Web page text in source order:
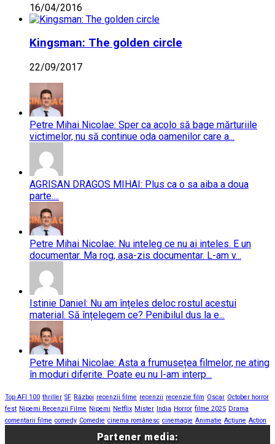
16/04/2016
Kingsman: The golden circle
22/09/2017
Petre Mihai Nicolae: Sper ca acolo să bage mărturiile
victimelor, nu să continue oda oamenilor care a...
AGRISAN DRAGOS MIHAI: Plus ca o sa aiba a doua
parte....
Petre Mihai Nicolae: Nu inteleg ce nu ai inteles. E un
documentar. Ma rog, asa-zis documentar. L-am v...
Istinie Daniel: Nu am înțeles deloc rostul acestui
material. Să înțelegem ce? Penibilul dus la e...
Petre Mihai Nicolae: Asta a frumusețea filmelor, ne ating
în moduri diferite. Poate eu nu l-am interp...
Top AFI 100 thriller SF Război recenzii filme recenzii recenzie film Oscar October horror
fest Nipemi Recenzii Filme Nipemi Netflix Mister India Horror filme 2025 Drama
comentarii filme comedy Comedie cinema românesc cinemagie Animatie Acțiune Action
Partener media: